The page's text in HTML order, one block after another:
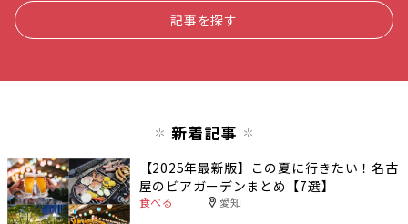
記事を探す
新着記事
【2025年最新版】この夏に行きたい！名古
屋のビアガーデンまとめ【7選】
食べる 愛知